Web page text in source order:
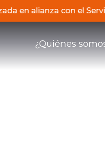
en alianza con el
¿Quiénes